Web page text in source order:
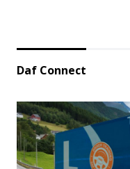
Daf Connect